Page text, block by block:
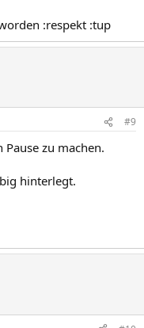
:respekt :tup
#9
zu machen.
hinterlegt.